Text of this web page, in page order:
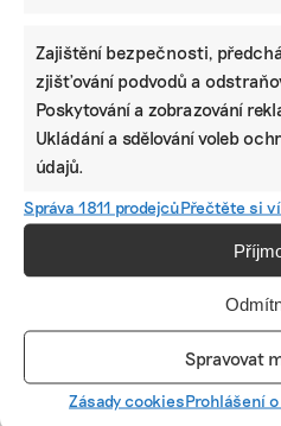
Zajištění bezpečnosti,
zjišťování podvodů a
Poskytování a zobrazování
Ukládání a sdělování voleb
údajů.
Správa 1811 prodejcůPřečtěte si
Spravovat
Zásady cookiesProhlášení
PRÁCE, KTERÁ ZLEPŠÍ SVĚT
mutualus